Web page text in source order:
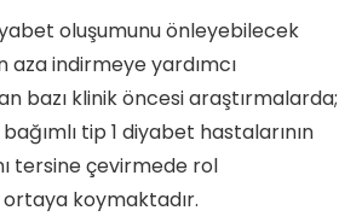
oluşumunu önleyebilecek
aza indirmeye yardımcı
bazı klinik öncesi araştırmalarda;
tip 1 diyabet hastalarının
tersine çevirmede rol
koymaktadır.